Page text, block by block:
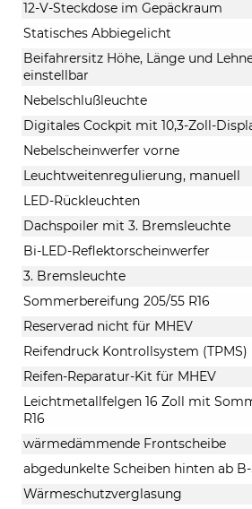
12-V-Steckdose im Gepäckraum
Statisches Abbiegelicht
Beifahrersitz Höhe, Länge und
einstellbar
Nebelschlußleuchte
Digitales Cockpit mit 10,3-Zoll-
Nebelscheinwerfer vorne
Leuchtweitenregulierung, manuell
LED-Rückleuchten
Dachspoiler mit 3. Bremsleuchte
Bi-LED-Reflektorscheinwerfer
3. Bremsleuchte
Sommerbereifung 205/55 R16
Reserverad nicht für MHEV
Reifendruck ­Kontrollsystem (TPMS)
Reifen-Reparatur-Kit für MHEV
Leichtmetallfelgen 16 Zoll mit
R16
wärmedämmende Frontscheibe
abgedunkelte Scheiben hinten ab
Wärmeschutzverglasung